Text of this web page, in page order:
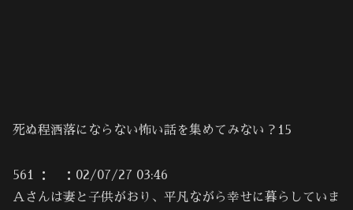
死ぬ程洒落にならない怖い話を集めてみない？15
561 ： ：02/07/27 03:46
Ａさんは妻と子供がおり、平凡ながら幸せに暮らしていま